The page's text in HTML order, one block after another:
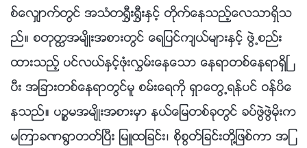
စ္ေလွ်ာက္တြင္ အသံတ႐ႊီး႐ႊီးႏွင့္ တိုက္ေနသည့္ေလသာရွိသ
ည္။ စတုတၳအမ်ိဳးအစားတြင္ ေရျပင္က်ယ္မ်ားႏွင့္ ဖြဲ႕စည္း
ထားသည့္ ပင္လယ္ႏွင့္ဖုံးလႊမ္းေနေသာ ေနရာတစ္ေနရာရွိၿ
ပီး အျခားတစ္ေနရာတြင္မူ စမ္းေရကို ရွာေတြ႕ရန္ပင္ ဝန္ပိေ
နသည္။ ပၪၥမအမ်ိဳးအစားမွာ နယ္ေျမတစ္ခုတြင္ ခပ္ဖြဲဖြဲမိုးက
မၾကာခဏ႐ြာတတ္ၿပီး ျမဴထျခင္း၊ စိုစြတ္ျခင္းတို႔ျဖစ္ကာ အျ